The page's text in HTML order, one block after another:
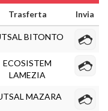
Trasferta Invia
BITONTO
ECOSISTEM
LAMEZIA
MAZARA